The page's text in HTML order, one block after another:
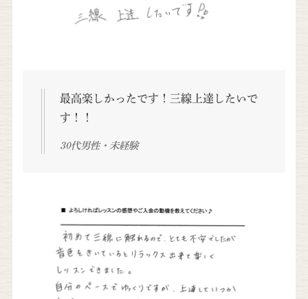
最高楽しかったです！三線上達したいで
す！！
30代男性・未経験